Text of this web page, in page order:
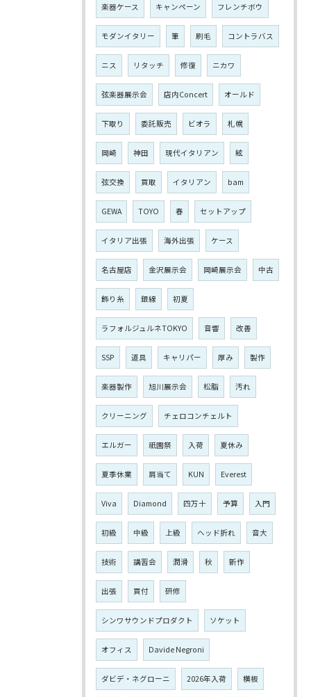
楽器ケース キャンペーン フレンチボウ
モダンイタリー 筆 刷毛 コントラバス
ニス リタッチ 修復 ニカワ
弦楽器展示会 店内Concert オールド
下取り 委託販売 ビオラ 札幌
岡崎 神田 現代イタリアン 絃
弦交換 買取 イタリアン bam
GEWA TOYO 春 セットアップ
イタリア出張 海外出張 ケース
名古屋店 金沢展示会 岡崎展示会 中古
飾り糸 銀線 初夏
ラフォルジュルネTOKYO 音響 改善
SSP 道具 キャリパー 厚み 製作
楽器製作 旭川展示会 松脂 汚れ
クリーニング チェロコンチェルト
エルガー 祇園祭 入荷 夏休み
夏季休業 肩当て KUN Everest
Viva Diamond 四万十 予算 入門
初級 中級 上級 ヘッド折れ 音大
技術 講習会 潤滑 秋 新作
出張 買付 研修
シンワサウンドプロダクト ソケット
オフィス Davide Negroni
ダビデ・ネグローニ 2026年入荷 横板